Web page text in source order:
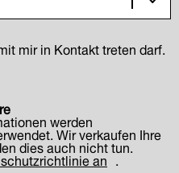
mir in Kontakt treten darf.
werden
Wir verkaufen Ihre
dies auch nicht tun.
an .